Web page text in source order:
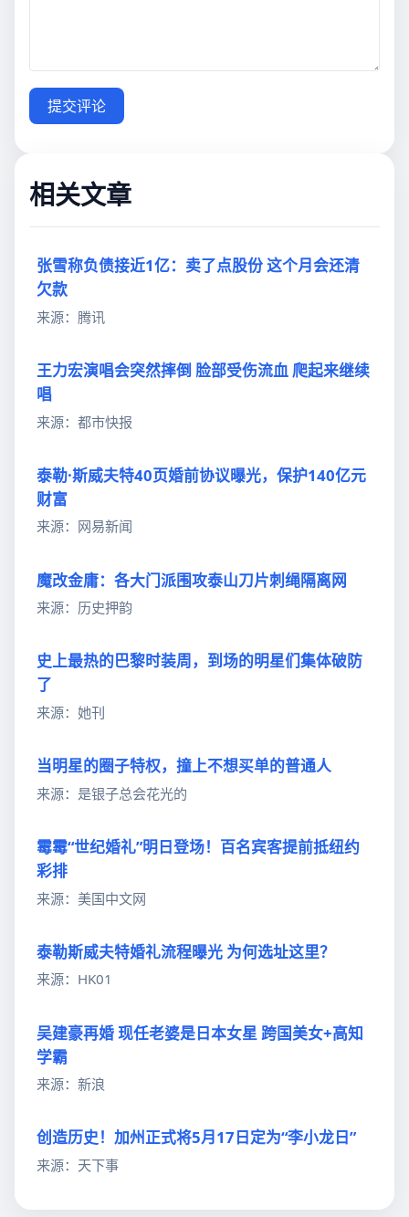
提交评论
相关文章
张雪称负债接近1亿：卖了点股份 这个月会还清
欠款
来源：腾讯
王力宏演唱会突然摔倒 脸部受伤流血 爬起来继续
唱
来源：都市快报
泰勒·斯威夫特40页婚前协议曝光，保护140亿元
财富
来源：网易新闻
魔改金庸：各大门派围攻泰山刀片刺绳隔离网
来源：历史押韵
史上最热的巴黎时装周，到场的明星们集体破防
了
来源：她刊
当明星的圈子特权，撞上不想买单的普通人
来源：是银子总会花光的
霉霉“世纪婚礼”明日登场！百名宾客提前抵纽约
彩排
来源：美国中文网
泰勒斯威夫特婚礼流程曝光 为何选址这里？
来源：HK01
吴建豪再婚 现任老婆是日本女星 跨国美女+高知
学霸
来源：新浪
创造历史！加州正式将5月17日定为“李小龙日”
来源：天下事